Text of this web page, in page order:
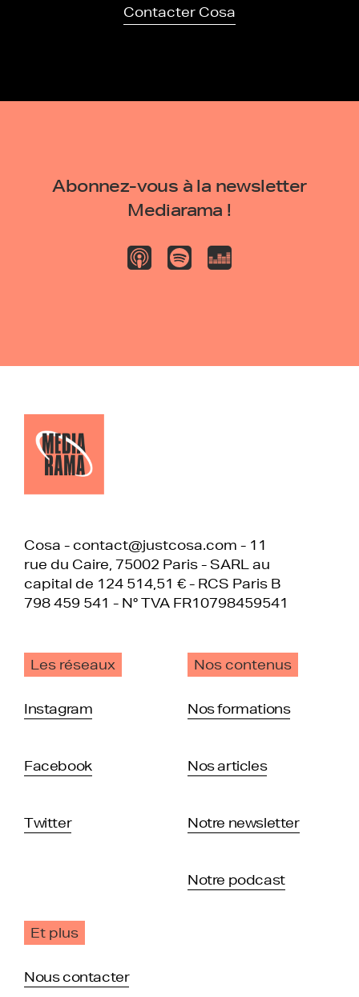
Contacter Cosa
Abonnez-vous à la newsletter
Mediarama !
Cosa - contact@justcosa.com - 11
rue du Caire, 75002 Paris - SARL au
capital de 124 514,51 € - RCS Paris B
798 459 541 - N° TVA FR10798459541
Les réseaux
Instagram
Facebook
Twitter
Nos contenus
Nos formations
Nos articles
Notre newsletter
Notre podcast
Et plus
Nous contacter